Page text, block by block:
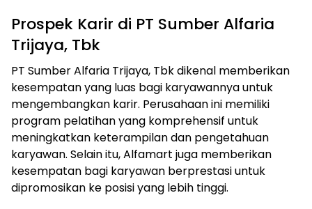
Prospek Karir di PT Sumber Alfaria
Trijaya, Tbk
PT Sumber Alfaria Trijaya, Tbk dikenal memberikan
kesempatan yang luas bagi karyawannya untuk
mengembangkan karir. Perusahaan ini memiliki
program pelatihan yang komprehensif untuk
meningkatkan keterampilan dan pengetahuan
karyawan. Selain itu, Alfamart juga memberikan
kesempatan bagi karyawan berprestasi untuk
dipromosikan ke posisi yang lebih tinggi.